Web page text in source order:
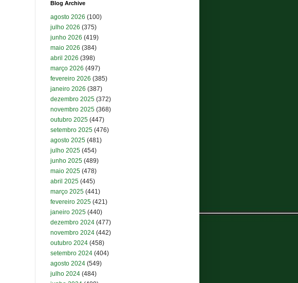
Blog Archive
agosto 2026 (100)
julho 2026 (375)
junho 2026 (419)
maio 2026 (384)
abril 2026 (398)
março 2026 (497)
fevereiro 2026 (385)
janeiro 2026 (387)
dezembro 2025 (372)
novembro 2025 (368)
outubro 2025 (447)
setembro 2025 (476)
agosto 2025 (481)
julho 2025 (454)
junho 2025 (489)
maio 2025 (478)
abril 2025 (445)
março 2025 (441)
fevereiro 2025 (421)
janeiro 2025 (440)
dezembro 2024 (477)
novembro 2024 (442)
outubro 2024 (458)
setembro 2024 (404)
agosto 2024 (549)
julho 2024 (484)